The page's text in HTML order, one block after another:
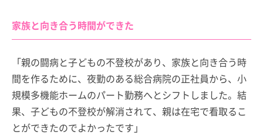
家族と向き合う時間ができた
「親の闘病と子どもの不登校があり、家族と向き合う時
間を作るために、夜勤のある総合病院の正社員から、小
規模多機能ホームのパート勤務へとシフトしました。結
果、子どもの不登校が解消されて、親は在宅で看取るこ
とができたのでよかったです」